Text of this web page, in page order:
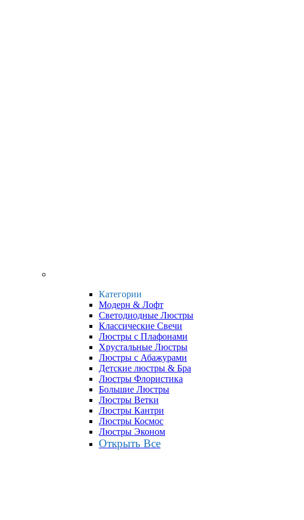
Категории
Модерн & Лофт
Светодиодные Люстры
Классические Свечи
Люстры с Плафонами
Хрустальные Люстры
Люстры с Абажурами
Детские люстры & Бра
Люстры Флористика
Большие Люстры
Люстры Ветки
Люстры Кантри
Люстры Космос
Люстры Эконом
Открыть Все